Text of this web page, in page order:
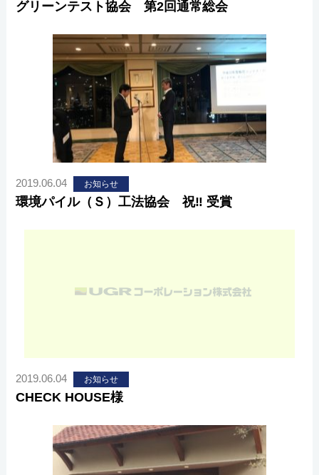
グリーンテスト協会 第2回通常総会
2019.06.04 お知らせ
環境パイル（Ｓ）工法協会 祝‼ 受賞
2019.06.04 お知らせ
CHECK HOUSE様